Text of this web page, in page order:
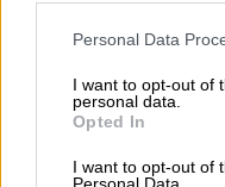
Please note that this
not limited to your visit
grant or deny consent
use your data for below
consent section.
Personal Data
I want to opt-out of
personal data.
Opted In
I want to opt-out of
Personal Data.
ο αριθμός
COVID-19 που
ηλικία τα 85